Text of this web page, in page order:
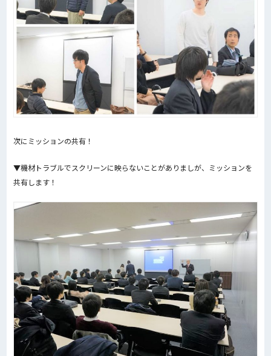
次にミッションの共有！
▼機材トラブルでスクリーンに映らないことがありましが、ミッションを
共有します！